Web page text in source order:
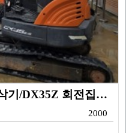
두산/굴삭기/3.5톤 미니굴삭기/DX35Z 회전집게/2…
2000